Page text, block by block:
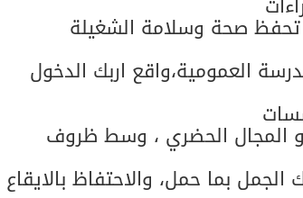
تحفظ صحة وسلامة الشغيلة
العمومية،واقع اربك الدخول
المجال الحضري ، وسط ظروف
بما حمل، والاحتفاظ بالايقاع